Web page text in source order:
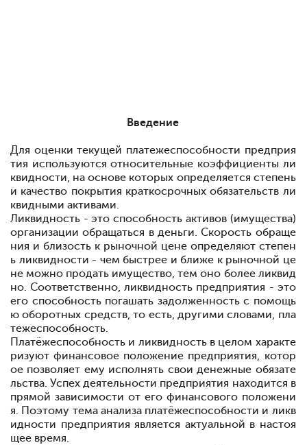
Введение
Для оценки текущей платежеспособности предприя
тия используются относительные коэффициенты ли
квидности, на основе которых определяется степень
и качество покрытия краткосрочных обязательств ли
квидными активами.
Ликвидность - это способность активов (имущества)
организации обращаться в деньги. Скорость обраще
ния и близость к рыночной цене определяют степен
ь ликвидности - чем быстрее и ближе к рыночной це
не можно продать имущество, тем оно более ликвид
но. Соответственно, ликвидность предприятия - это
его способность погашать задолженность с помощь
ю оборотных средств, то есть, другими словами, пла
тежеспособность.
Платёжеспособность и ликвидность в целом характе
ризуют финансовое положение предприятия, котор
ое позволяет ему исполнять свои денежные обязате
льства. Успех деятельности предприятия находится в
прямой зависимости от его финансового положени
я. Поэтому тема анализа платёжеспособности и ликв
идности предприятия является актуальной в настоя
щее время.